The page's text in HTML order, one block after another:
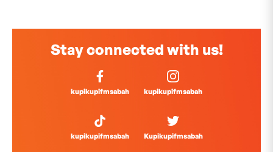
Stay connected with us!
kupikupifmsabah kupikupifmsabah
kupikupifmsabah Kupikupifmsabah